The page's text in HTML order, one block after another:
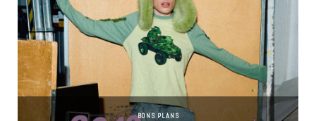
BONS PLANS